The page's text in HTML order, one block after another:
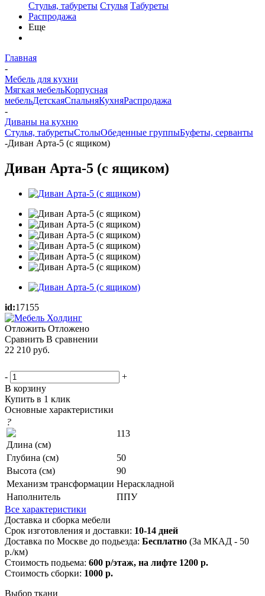
Стулья, табуреты Стулья Табуреты
Распродажа
Еще
Главная
-
Мебель для кухни
Мягкая мебельКорпусная
мебельДетскаяСпальняКухняРаспродажа
-
Диваны на кухню
Стулья, табуретыСтолыОбеденные группыБуфеты, серванты
-Диван Арта-5 (с ящиком)
Диван Арта-5 (с ящиком)
id:17155
Отложить Отложено
Сравнить В сравнении
22 210 руб.
-
+
В корзину
Купить в 1 клик
Основные характеристики
?
Длина (см)
113
Глубина (см)
50
Высота (см)
90
Механизм трансформации Нераскладной
Наполнитель
ППУ
Все характеристики
Доставка и сборка мебели
Срок изготовления и доставки: 10-14 дней
Доставка по Москве до подьезда: Бесплатно (За МКАД - 50
р./км)
Стоимость подьема: 600 р/этаж, на лифте 1200 р.
Стоимость сборки: 1000 р.
Выбор ткани